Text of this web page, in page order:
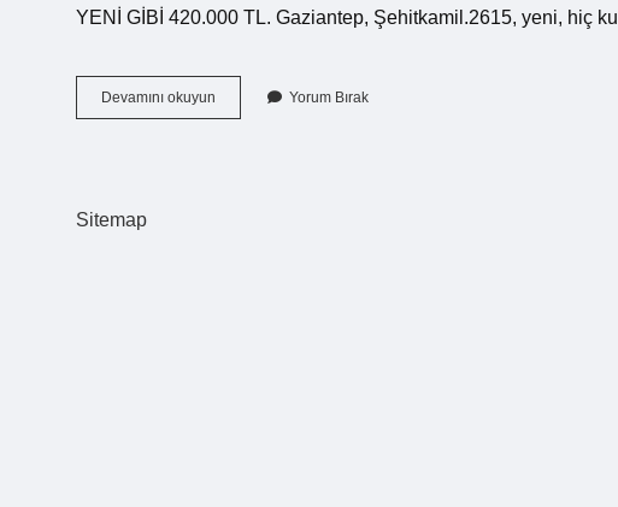
YENİ GİBİ 420.000 TL. Gaziantep, Şehitkamil.2615, yeni, hiç
Devamını okuyun
Ferguson
Yorum Bırak
Sitemap